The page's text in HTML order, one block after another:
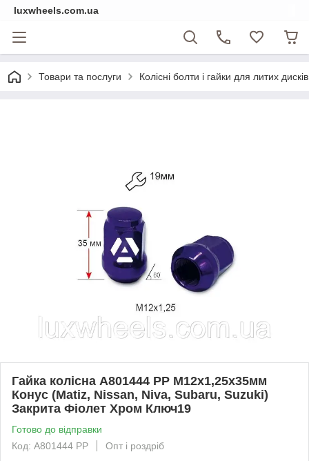
luxwheels.com.ua
Товари та послуги Колісні болти і гайки для литих
Гайка колісна A801444 PP M12х1,25х35мм
Конус (Matiz, Nissan, Niva, Subaru, Suzuki)
Закрита Фіолет Хром Ключ19
Готово до відправки
Код: A801444 PP
Опт і роздріб